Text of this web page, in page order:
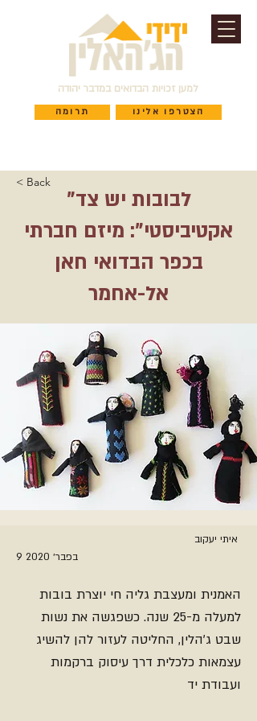
למען זכויות הבדואים במדבר יהודה
תרומה הצטרפו אלינו
< Back
"לבובות יש צד
אקטיביסטי": מיזם חברתי
בכפר הבדואי חאן
אל-אחמר
איתי יעקוב
9 בפבר׳ 2020
האמנית ומעצבת גליה חי יוצרת בובות
למעלה מ-25 שנה. כשפגשה את נשות
שבט ג'הלין, החליטה לעזור להן להשיג
עצמאות כלכלית דרך עיסוק ברקמות
ועבודת יד